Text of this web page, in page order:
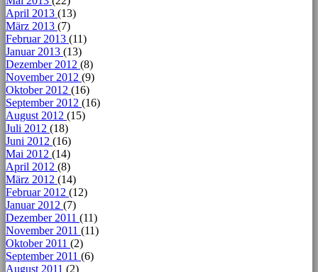
April 2013 (13)
März 2013 (7)
Februar 2013 (11)
Januar 2013 (13)
Dezember 2012 (8)
November 2012 (9)
Oktober 2012 (16)
September 2012 (16)
August 2012 (15)
Juli 2012 (18)
Juni 2012 (16)
Mai 2012 (14)
April 2012 (8)
März 2012 (14)
Februar 2012 (12)
Januar 2012 (7)
Dezember 2011 (11)
November 2011 (11)
Oktober 2011 (2)
September 2011 (6)
August 2011 (2)